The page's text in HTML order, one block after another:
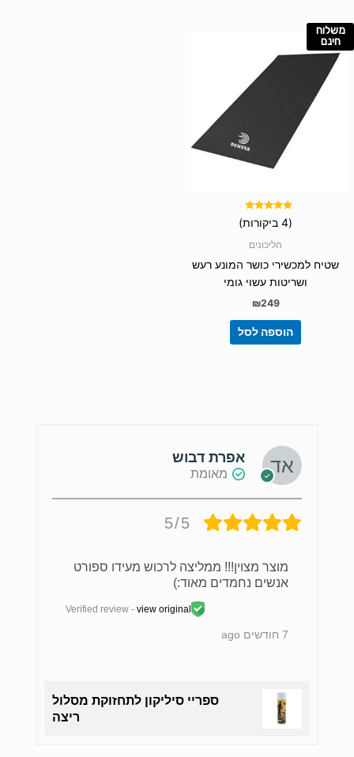
משלוח
חינם
5.00
(4 ביקורות)
הליכונים
שטיח למכשירי כושר המונע רעש
ושריטות עשוי גומי
₪249
הוספה לסל
אפרת דבוש
מאומת
5/5
מוצר מצוין!!! ממליצה לרכוש מעידו ספורט
אנשים נחמדים מאוד:)
Verified review - view original
7 חודשים ago
ספריי סיליקון לתחזוקת מסלול
ריצה